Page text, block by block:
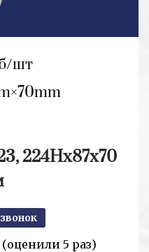
шт
70mm
224Hх87х70
(оценили 5 раз)